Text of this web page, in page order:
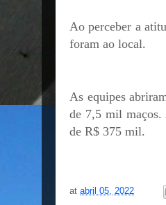
Ao perceber a
foram ao local.
As equipes
de 7,5 mil maços.
de R$ 375 mil.
at abril 05, 2022